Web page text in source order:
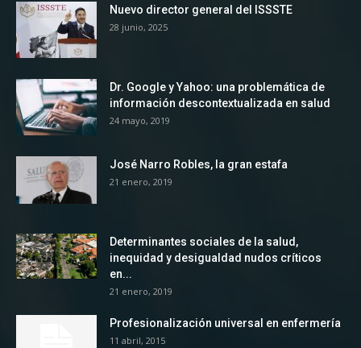
Nuevo director general del ISSSTE
28 junio, 2025
Dr. Google y Yahoo: una problemática de
información descontextualizada en salud
24 mayo, 2019
José Narro Robles, la gran estafa
21 enero, 2019
Determinantes sociales de la salud,
inequidad y desigualdad nudos críticos
en...
21 enero, 2019
Profesionalización universal en enfermería
11 abril, 2015